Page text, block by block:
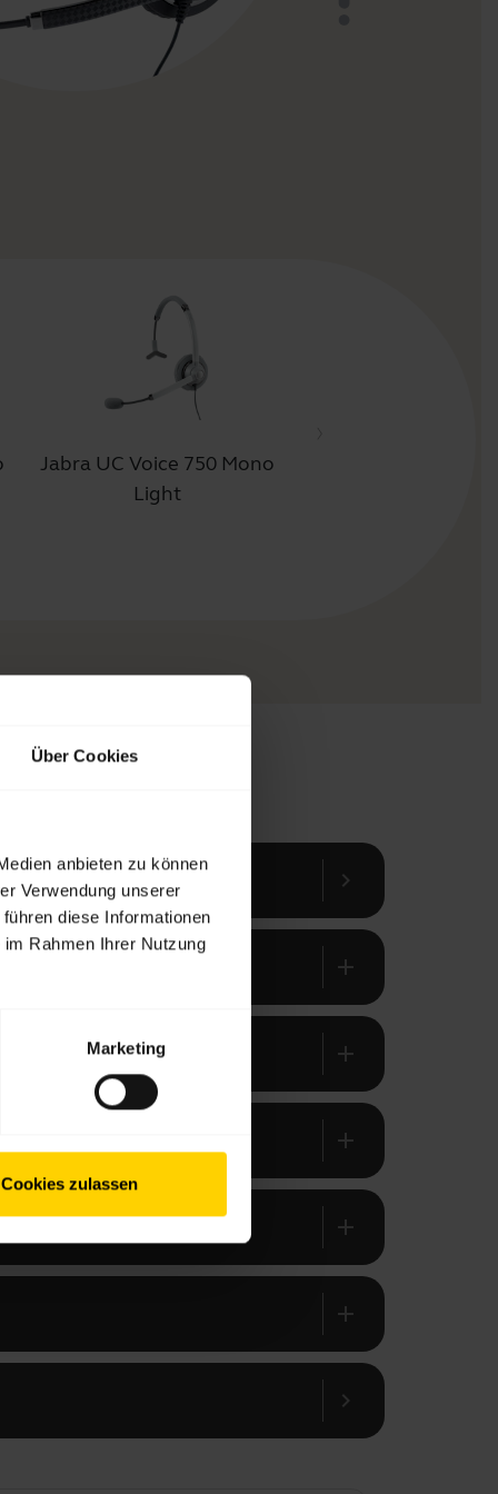
Über Cookies
anbieten zu können
Verwendung unserer
diese Informationen
Rahmen Ihrer Nutzung
Marketing
Cookies zulassen
Jabra UC Voice 750 Mono
Light
chevron_right
add
add
add
add
add
chevron_right